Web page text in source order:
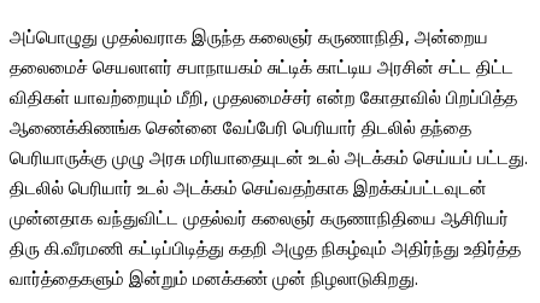
அப்பொழுது முதல்வராக இருந்த கலைஞர் கருணாநிதி, அன்றைய
தலைமைச் செயலாளர் சபாநாயகம் சுட்டிக் காட்டிய அரசின் சட்ட திட்ட
விதிகள் யாவற்றையும் மீறி, முதலமைச்சர் என்ற கோதாவில் பிறப்பித்த
ஆணைக்கிணங்க சென்னை வேப்பேரி பெரியார் திடலில் தந்தை
பெரியாருக்கு முழு அரசு மரியாதையுடன் உடல் அடக்கம் செய்யப் பட்டது.
திடலில் பெரியார் உடல் அடக்கம் செய்வதற்காக இறக்கப்பட்டவுடன்
முன்னதாக வந்துவிட்ட முதல்வர் கலைஞர் கருணாநிதியை ஆசிரியர்
திரு கி.வீரமணி கட்டிப்பிடித்து கதறி அழுத நிகழ்வும் அதிர்ந்து உதிர்த்த
வார்த்தைகளும் இன்றும் மனக்கண் முன் நிழலாடுகிறது.